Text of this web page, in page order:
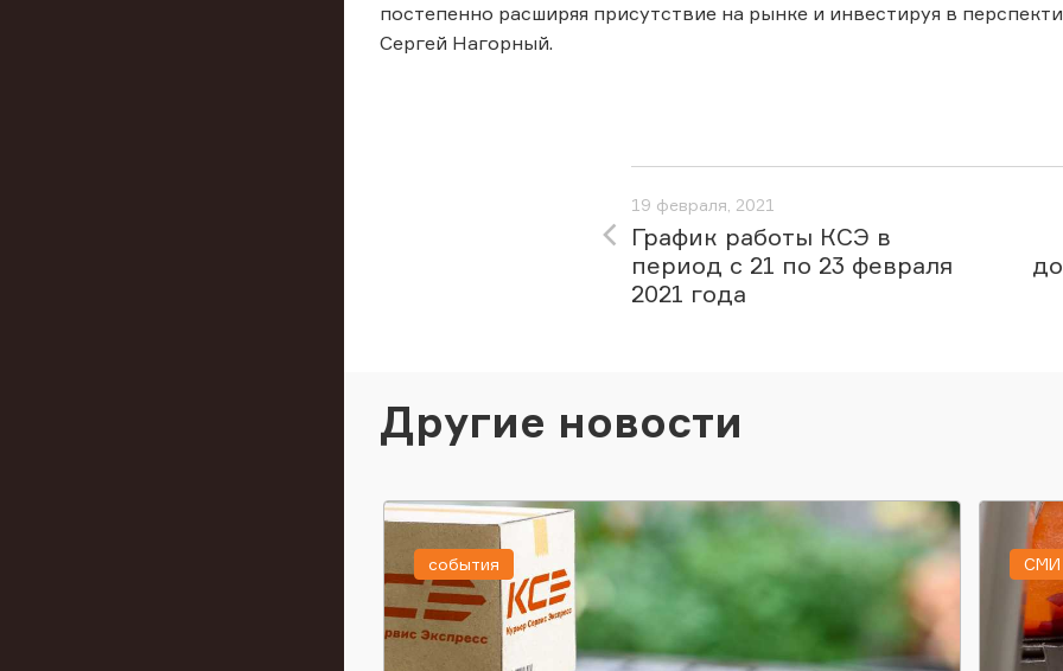
постепенно расширяя присутствие на рынке и инвестируя в
Сергей Нагорный.
19 февраля, 2021
График работы КСЭ в
период с 21 по 23 февраля
2021 года
Другие новости
события СМИ